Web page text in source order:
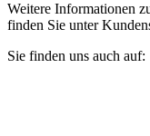
Weitere Informationen
finden Sie unter
Sie finden uns auch auf: